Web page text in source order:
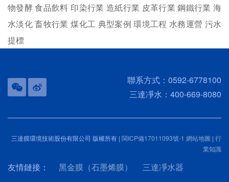
物發酵食品飲料 印染行業 造紙行業 皮革行業 鋼鐵行業 海
水淡化畜牧行業 煤化工 典型案例 環境工程 水務運營 污水
提標
聯系方式：0592-6778100
三達凈水：400-669-8080
三達膜環境技術股份有限公司 版權所有 | 閩ICP備17011093號-1 網站地圖 | 行
業知識
友情鏈接： 黑金膜（石墨烯膜） 三達凈水器